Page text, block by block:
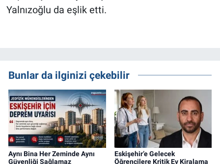
Yalnızoğlu da eşlik etti.
Bunlar da ilginizi çekebilir
Aynı Bina Her Zeminde Aynı
Güvenliği Sağlamaz
Eskişehir’e Gelecek
Öğrencilere Kritik Ev Kiralama